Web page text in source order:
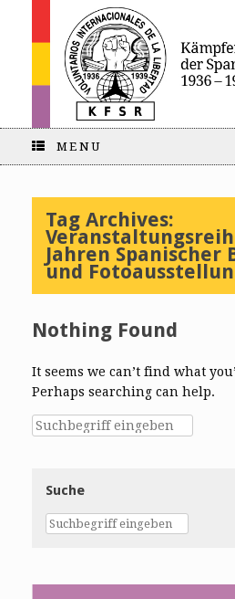
MENU
Tag Archives:
Jahren Spanischer
und
Nothing Found
It seems we can’t find what
Perhaps searching can help.
Suche